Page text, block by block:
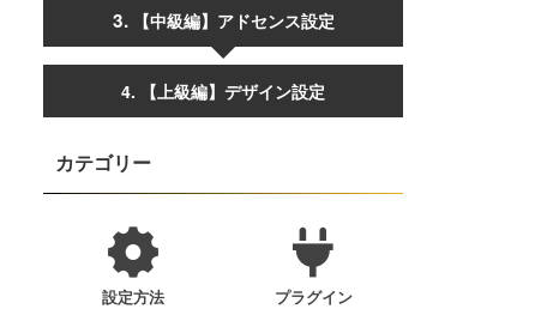
【中級編】アドセンス設定
4. 【上級編】デザイン設定
カテゴリー
設定方法 プラグイン